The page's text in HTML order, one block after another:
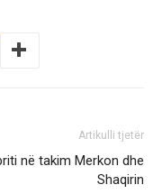
Artikulli tjetër
në takim Merkon dhe
Shaqirin